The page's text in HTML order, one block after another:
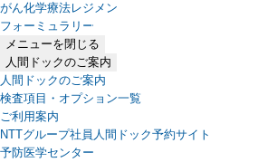
がん化学療法レジメン
フォーミュラリー
（PDFファイル、新しいタブで開きます）
メニューを閉じる
人間ドックのご案内
人間ドックのご案内
検査項目・オプション一覧
ご利用案内
NTTグループ社員人間ドック予約サイト
予防医学センター